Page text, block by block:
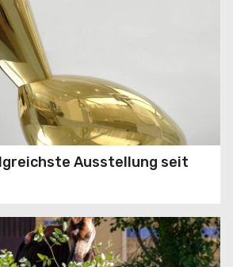
Ausstellung seit